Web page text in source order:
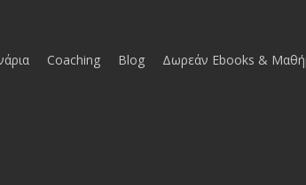
Coaching Blog Δωρεάν Ebooks &